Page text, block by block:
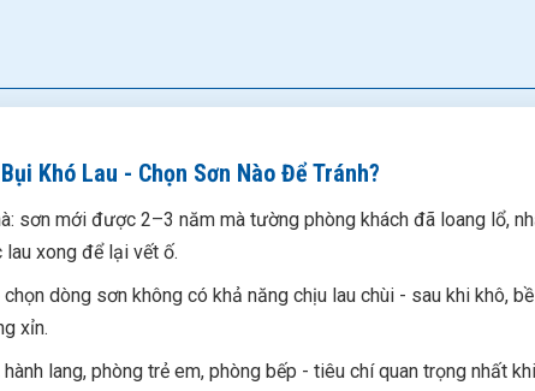
Khó Lau - Chọn Sơn Nào Để Tránh?
sơn mới được 2–3 năm mà tường phòng khách đã loang lổ,
xong để lại vết ố.
dòng sơn không có khả năng chịu lau chùi - sau khi khô,
xỉn.
lang, phòng trẻ em, phòng bếp - tiêu chí quan trọng nhất